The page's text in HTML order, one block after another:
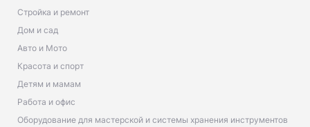
Стройка и ремонт
Дом и сад
Авто и Мото
Красота и спорт
Детям и мамам
Работа и офис
Оборудование для мастерской и системы хранения инструментов